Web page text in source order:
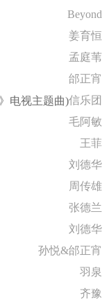
Beyond
姜育恒
孟庭苇
邰正宵
电视主题曲)信乐团
毛阿敏
王菲
刘德华
周传雄
张德兰
刘德华
孙悦&邰正宵
羽泉
齐豫